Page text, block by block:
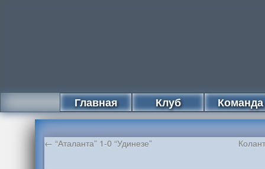
Главная Клуб Команда
← “Аталанта” 1-0 “Удинезе”